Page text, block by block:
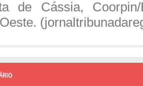
de Cássia, Coorpin/